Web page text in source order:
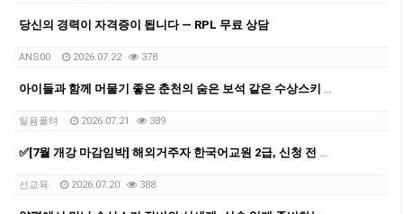
당신의 경력이 자격증이 됩니다 — RPL 무료 상담
ANS00 2026.07.22 378
틸욤폴텨 2026.07.21 389
선교육 2026.07.20 388